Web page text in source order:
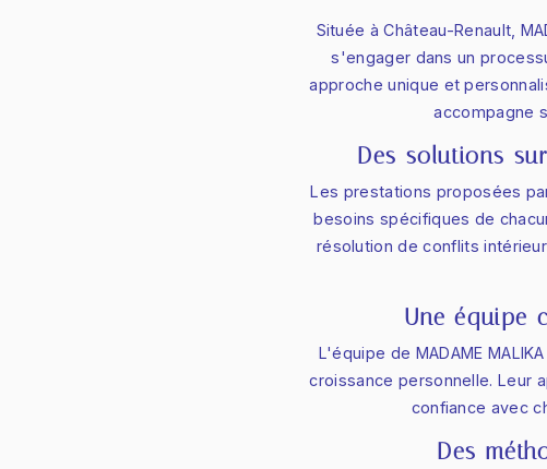
Située à Château-Renault,
s'engager dans un
approche unique et
accompagne
Des solutions
Les prestations proposées
besoins spécifiques de
résolution de conflits
Une équipe
L'équipe de MADAME
croissance personnelle. Leur
confiance avec
Des